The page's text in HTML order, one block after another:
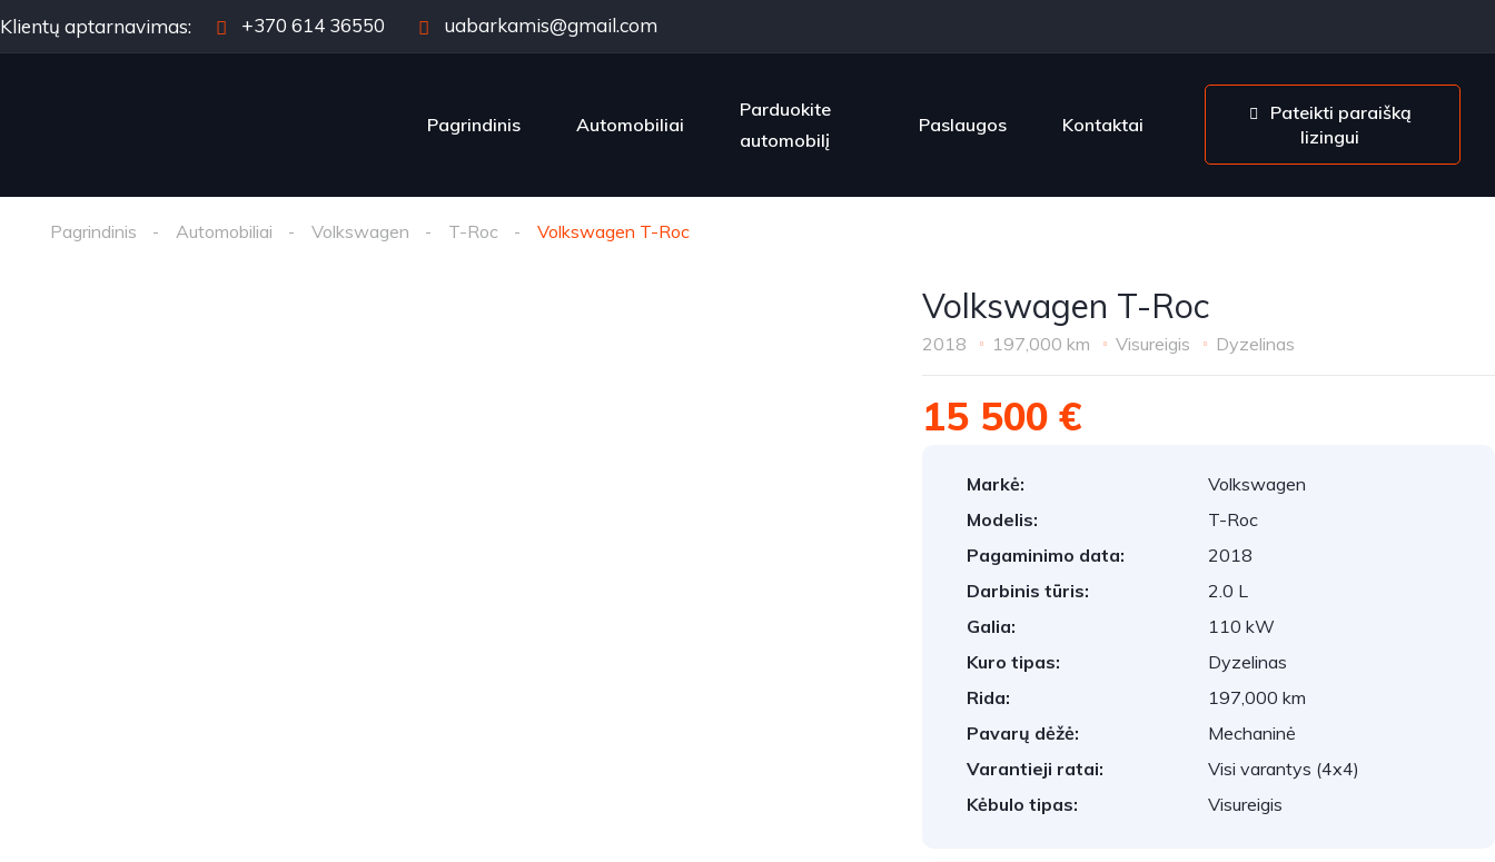
Klientų aptarnavimas: +370 614 36550 uabarkamis@gmail.com
Pagrindinis Automobiliai
Parduokite
automobilį
Paslaugos Kontaktai
Pateikti paraišką
lizingui
Pagrindinis Automobiliai Volkswagen T-Roc Volkswagen T-Roc
Volkswagen T-Roc
2018 197,000 km Visureigis Dyzelinas
15 500 €
Markė:
Volkswagen
Modelis:
T-Roc
Pagaminimo data:
2018
Darbinis tūris:
2.0 L
Galia:
110 kW
Kuro tipas:
Dyzelinas
Rida:
197,000 km
Pavarų dėžė:
Mechaninė
Varantieji ratai:
Visi varantys (4x4)
Kėbulo tipas:
Visureigis